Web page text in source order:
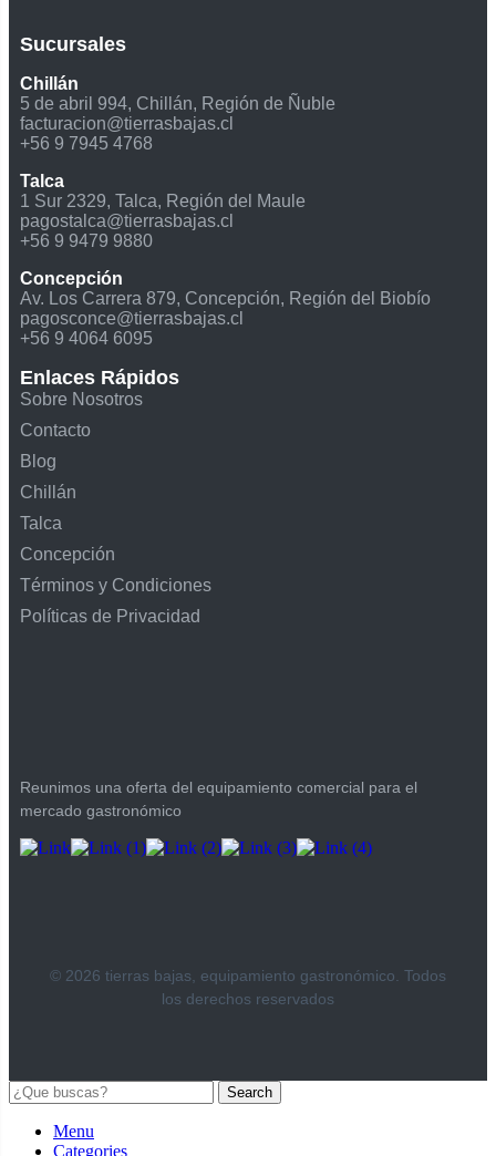
Reunimos una oferta del equipamiento comercial para el
mercado gastronómico
Sucursales
Chillán
5 de abril 994, Chillán, Región de Ñuble
facturacion@tierrasbajas.cl
+56 9 7945 4768
Talca
1 Sur 2329, Talca, Región del Maule
pagostalca@tierrasbajas.cl
+56 9 9479 9880
Concepción
Av. Los Carrera 879, Concepción, Región del Biobío
pagosconce@tierrasbajas.cl
+56 9 4064 6095
Enlaces Rápidos
Sobre Nosotros
Contacto
Blog
Chillán
Talca
Concepción
Términos y Condiciones
Políticas de Privacidad
© 2026 tierras bajas, equipamiento gastronómico. Todos
los derechos reservados
Search
Menu
Categories